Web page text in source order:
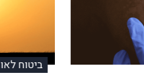
ביטוח